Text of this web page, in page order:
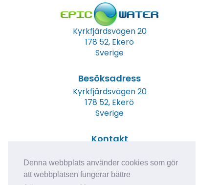
Denna webbplats använder cookies som gör
att webbplatsen fungerar bättre
Kyrkfjärdsvägen 20
178 52, Ekerö
Sverige
Besöksadress
Kyrkfjärdsvägen 20
178 52, Ekerö
Sverige
Kontakt
E-post:info@epicwater.se